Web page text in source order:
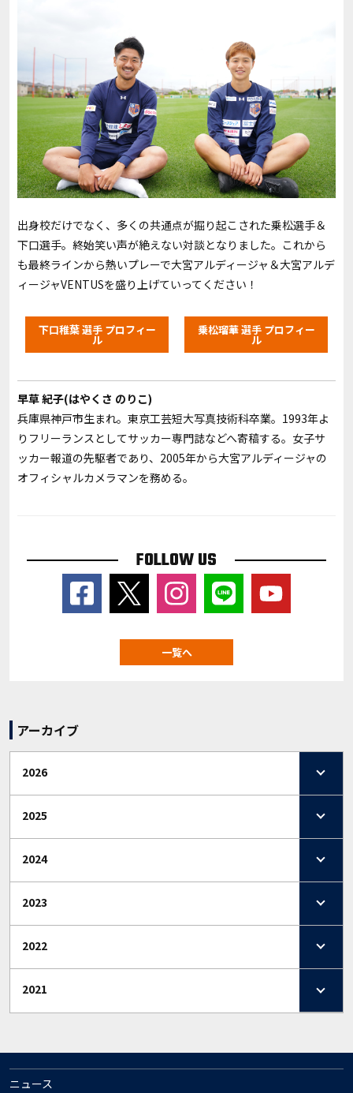
出身校だけでなく、多くの共通点が掘り起こされた乗松選手＆
下口選手。終始笑い声が絶えない対談となりました。これから
も最終ラインから熱いプレーで大宮アルディージャ＆大宮アルデ
ィージャVENTUSを盛り上げていってください！
下口稚葉 選手 プロフィー
ル
乗松瑠華 選手 プロフィー
ル
早草 紀子(はやくさ のりこ)
兵庫県神戸市生まれ。東京工芸短大写真技術科卒業。1993年よ
りフリーランスとしてサッカー専門誌などへ寄稿する。女子サ
ッカー報道の先駆者であり、2005年から大宮アルディージャの
オフィシャルカメラマンを務める。
FOLLOW US
一覧へ
アーカイブ
2026
2025
2024
2023
2022
2021
ニュース